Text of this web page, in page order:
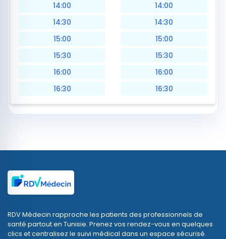
14:00
14:30
15:00
15:30
16:00
16:30
14:00
14:30
15:00
15:30
16:00
16:30
RDV Médecin rapproche les patients des professionnels de
santé partout en Tunisie. Prenez vos rendez-vous en quelques
clics et centralisez le suivi médical dans un espace sécurisé.